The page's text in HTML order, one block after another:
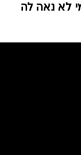
לא נאה לה